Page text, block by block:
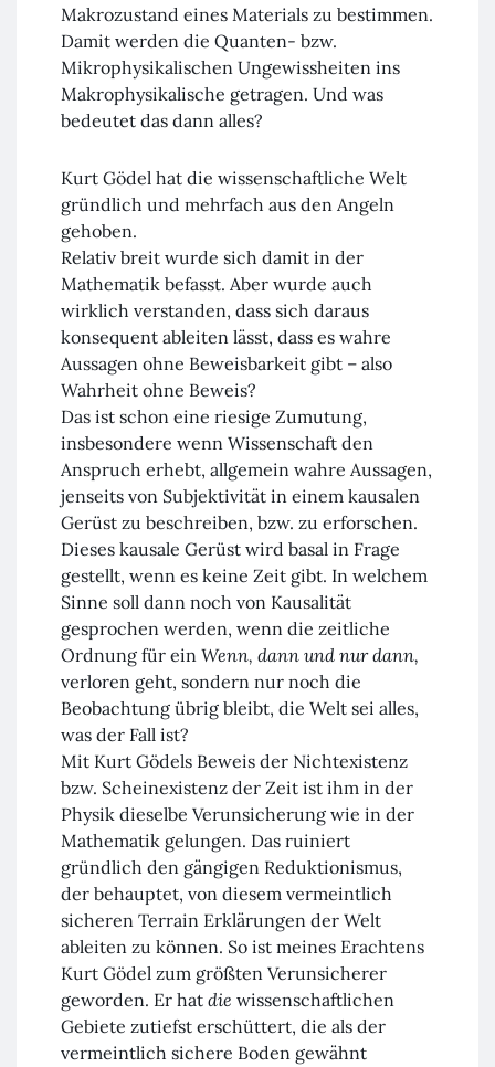
Makrozustand eines Materials zu bestimmen.
Damit werden die Quanten- bzw.
Mikrophysikalischen Ungewissheiten ins
Makrophysikalische getragen. Und was
bedeutet das dann alles?
Kurt Gödel hat die wissenschaftliche Welt
gründlich und mehrfach aus den Angeln
gehoben.
Relativ breit wurde sich damit in der
Mathematik befasst. Aber wurde auch
wirklich verstanden, dass sich daraus
konsequent ableiten lässt, dass es wahre
Aussagen ohne Beweisbarkeit gibt – also
Wahrheit ohne Beweis?
Das ist schon eine riesige Zumutung,
insbesondere wenn Wissenschaft den
Anspruch erhebt, allgemein wahre Aussagen,
jenseits von Subjektivität in einem kausalen
Gerüst zu beschreiben, bzw. zu erforschen.
Dieses kausale Gerüst wird basal in Frage
gestellt, wenn es keine Zeit gibt. In welchem
Sinne soll dann noch von Kausalität
gesprochen werden, wenn die zeitliche
Ordnung für ein Wenn, dann und nur dann,
verloren geht, sondern nur noch die
Beobachtung übrig bleibt, die Welt sei alles,
was der Fall ist?
Mit Kurt Gödels Beweis der Nichtexistenz
bzw. Scheinexistenz der Zeit ist ihm in der
Physik dieselbe Verunsicherung wie in der
Mathematik gelungen. Das ruiniert
gründlich den gängigen Reduktionismus,
der behauptet, von diesem vermeintlich
sicheren Terrain Erklärungen der Welt
ableiten zu können. So ist meines Erachtens
Kurt Gödel zum größten Verunsicherer
geworden. Er hat die wissenschaftlichen
Gebiete zutiefst erschüttert, die als der
vermeintlich sichere Boden gewähnt